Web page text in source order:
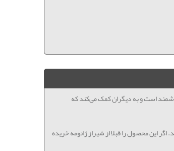
است و به دیگران کمک می‌کند که
این محصول را قبلا از شیراز ژانومه خریده